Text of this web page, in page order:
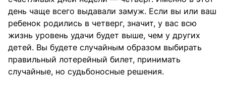
день чаще всего выдавали замуж. Если вы или ваш
ребенок родились в четверг, значит, у вас всю
жизнь уровень удачи будет выше, чем у других
детей. Вы будете случайным образом выбирать
правильный лотерейный билет, принимать
случайные, но судьбоносные решения.